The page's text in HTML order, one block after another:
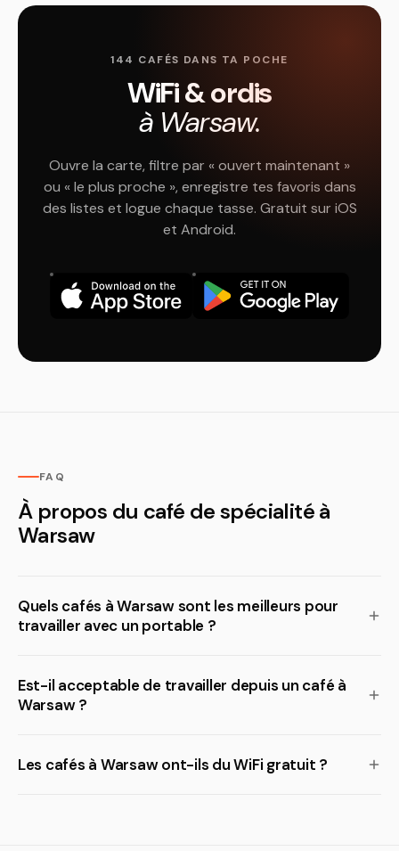
144 CAFÉS DANS TA POCHE
WiFi & ordis
à Warsaw.
Ouvre la carte, filtre par « ouvert maintenant »
ou « le plus proche », enregistre tes favoris dans
des listes et logue chaque tasse. Gratuit sur iOS
et Android.
FAQ
À propos du café de spécialité à
Warsaw
Quels cafés à Warsaw sont les meilleurs pour
travailler avec un portable ?
Est-il acceptable de travailler depuis un café à
Warsaw ?
Les cafés à Warsaw ont-ils du WiFi gratuit ?